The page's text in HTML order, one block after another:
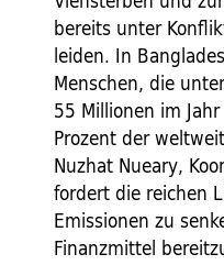
bereits unter
leiden. In
Menschen, die
55 Millionen im
Prozent der
Nuzhat Nueary,
fordert die reichen
Emissionen zu
Finanzmittel